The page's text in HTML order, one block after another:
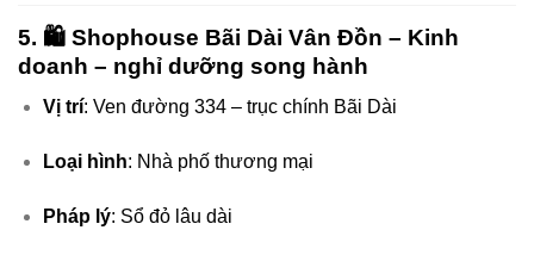
5. 🛍️ Shophouse Bãi Dài Vân Đồn – Kinh
doanh – nghỉ dưỡng song hành
Vị trí: Ven đường 334 – trục chính Bãi Dài
Loại hình: Nhà phố thương mại
Pháp lý: Sổ đỏ lâu dài